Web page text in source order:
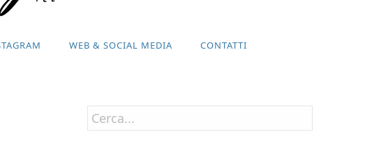
WEB & SOCIAL MEDIA CONTATTI